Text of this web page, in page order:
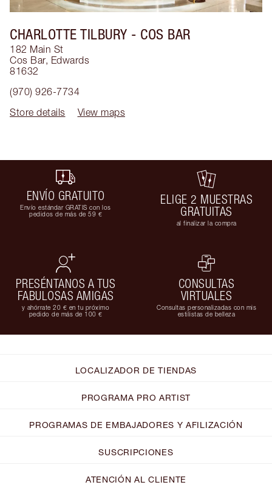
CHARLOTTE TILBURY - COS BAR
182 Main St
Cos Bar, Edwards
81632
(970) 926-7734
Store details
View maps
ENVÍO GRATUITO
Envío estándar GRATIS con los
pedidos de más de 59 €
ELIGE 2 MUESTRAS
GRATUITAS
al finalizar la compra
PRESÉNTANOS A TUS
FABULOSAS AMIGAS
y ahórrate 20 € en tu próximo
pedido de más de 100 €
CONSULTAS
VIRTUALES
Consultas personalizadas con mis
estilistas de belleza
LOCALIZADOR DE TIENDAS
PROGRAMA PRO ARTIST
PROGRAMAS DE EMBAJADORES Y AFILIZACIÓN
SUSCRIPCIONES
ATENCIÓN AL CLIENTE